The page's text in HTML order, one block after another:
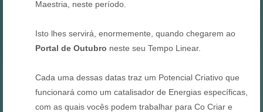
Maestria, neste período.
Isto lhes servirá, enormemente, quando chegarem ao
Portal de Outubro neste seu Tempo Linear.
Cada uma dessas datas traz um Potencial Criativo que
funcionará como um catalisador de Energias específicas,
com as quais vocês podem trabalhar para Co Criar e